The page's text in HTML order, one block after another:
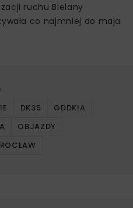
ruchu Bielany
co najmniej do maja
DK35
GDDKIA
OBJAZDY